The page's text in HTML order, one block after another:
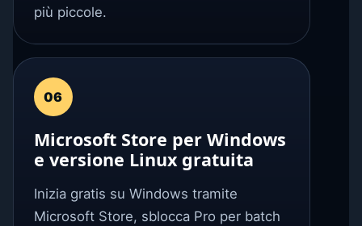
più piccole.
06
Microsoft Store per Windows
e versione Linux gratuita
Inizia gratis su Windows tramite
Microsoft Store, sblocca Pro per batch